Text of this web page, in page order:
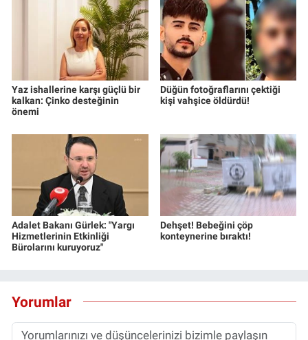
Yaz ishallerine karşı güçlü bir
kalkan: Çinko desteğinin
önemi
Düğün fotoğraflarını çektiği
kişi vahşice öldürdü!
Adalet Bakanı Gürlek: "Yargı
Hizmetlerinin Etkinliği
Bürolarını kuruyoruz"
Dehşet! Bebeğini çöp
konteynerine bıraktı!
Yorumlar